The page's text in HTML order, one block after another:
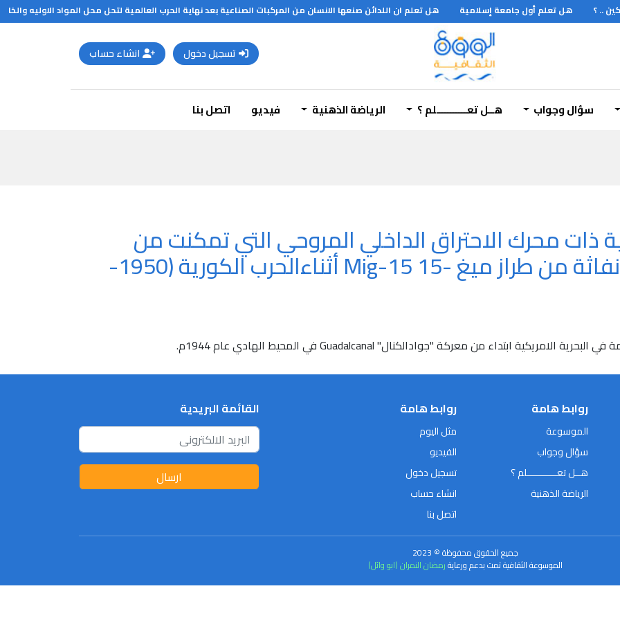
.. ؟ هل تعلم أول جامعة إسلامية
هل تعلم ان اللدائن صنعها الانسان من المركبات الصناعية بعد نهاية الحرب العالمية لتحل محل المواد الاوليه والخام
تسجيل دخول انشاء حساب
سؤال وجواب هــل تعـــــــــــلم ؟ الرياضة الذهنية فيديو اتصل بنا
ذات محرك الاحتراق الداخلي المروحي التي تمكنت من
إسقاط أول طائرة صينية نفاثة من طراز ميغ -15 Mig-15 أثناءالحرب الكورية (1950-
روابط هامة
الموسوعة
سؤال وجواب
هــل تعـــــــــــلم ؟
الرياضة الذهنية
روابط هامة
مثل اليوم
الفيديو
تسجيل دخول
انشاء حساب
اتصل بنا
القائمة البريدية
ارسال
جميع الحقوق محفوظة © 2023
الموسوعة الثقافية تمت بدعم ورعايةرمضان النمران (ابو وائل)